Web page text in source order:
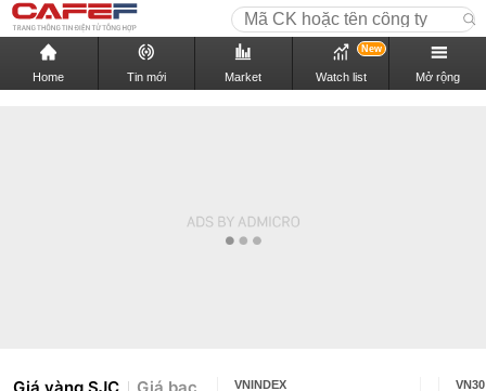
Home Tin mới Market Watch list
New
Mở rộng
VNINDEX VN30